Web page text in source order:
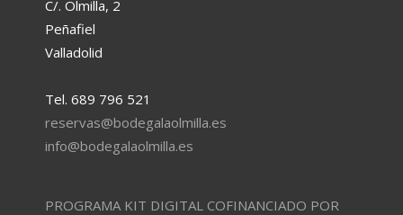
C/. Olmilla, 2
Peñafiel
Valladolid
Tel. 689 796 521
reservas@bodegalaolmilla.es
info@bodegalaolmilla.es
PROGRAMA KIT DIGITAL COFINANCIADO POR